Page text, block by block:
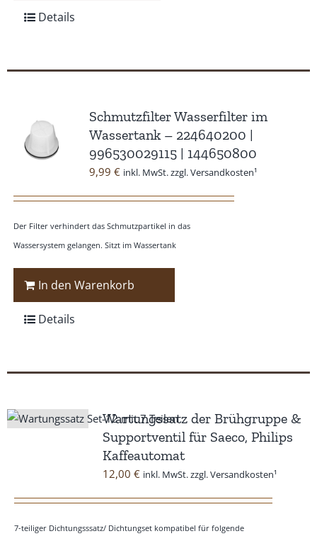
Details
Schmutzfilter Wasserfilter im
Wassertank – 224640200 |
996530029115 | 144650800
9,99 € inkl. MwSt. zzgl. Versandkosten¹
Der Filter verhindert das Schmutzpartikel in das
Wassersystem gelangen. Sitzt im Wassertank
In den Warenkorb
Details
Wartungssatz der Brühgruppe &
Supportventil für Saeco, Philips
Kaffeautomat
12,00 € inkl. MwSt. zzgl. Versandkosten¹
7-teiliger Dichtungsssatz/ Dichtungset kompatibel für folgende